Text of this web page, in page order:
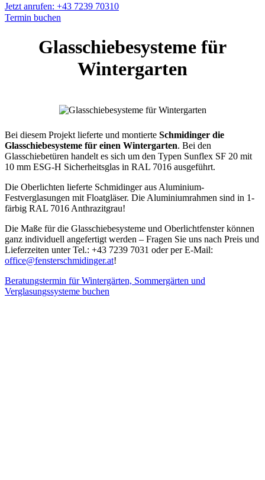
Jetzt anrufen: +43 7239 70310
Termin buchen
Glasschiebesysteme für
Wintergarten
Bei diesem Projekt lieferte und montierte Schmidinger die
Glasschiebesysteme für einen Wintergarten. Bei den
Glasschiebetüren handelt es sich um den Typen Sunflex SF 20 mit
10 mm ESG-H Sicherheitsglas in RAL 7016 ausgeführt.
Die Oberlichten lieferte Schmidinger aus Aluminium-
Festverglasungen mit Floatgläser. Die Aluminiumrahmen sind in 1-
färbig RAL 7016 Anthrazitgrau!
Die Maße für die Glasschiebesysteme und Oberlichtfenster können
ganz individuell angefertigt werden – Fragen Sie uns nach Preis und
Lieferzeiten unter Tel.: +43 7239 7031 oder per E-Mail:
office@fensterschmidinger.at!
Beratungstermin für Wintergärten, Sommergärten und
Verglasungssysteme buchen